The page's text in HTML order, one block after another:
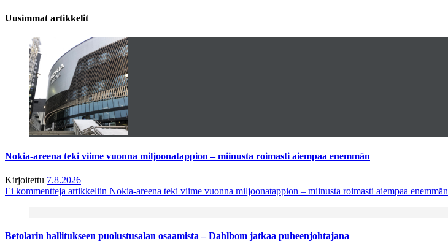
Uusimmat artikkelit
Nokia-areena teki viime vuonna miljoonatappion – miinusta roimasti aiempaa enemmän
Kirjoitettu 7.8.2026
Ei kommentteja artikkeliin Nokia-areena teki viime vuonna miljoonatappion – miinusta roimasti aiempaa enemmän
Betolarin hallitukseen puolustusalan osaamista – Dahlbom jatkaa puheenjohtajana